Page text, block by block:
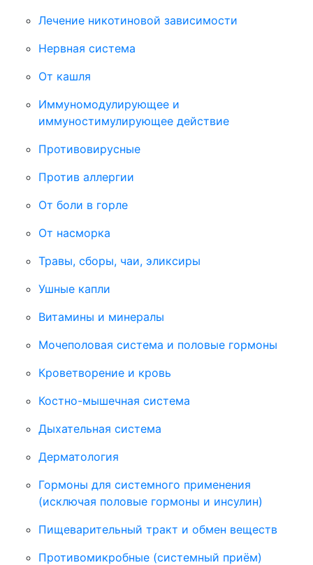
Лечение никотиновой зависимости
Нервная система
От кашля
Иммуномодулирующее и
иммуностимулирующее действие
Противовирусные
Против аллергии
От боли в горле
От насморка
Травы, сборы, чаи, эликсиры
Ушные капли
Витамины и минералы
Мочеполовая система и половые гормоны
Кроветворение и кровь
Костно-мышечная система
Дыхательная система
Дерматология
Гормоны для системного применения
(исключая половые гормоны и инсулин)
Пищеварительный тракт и обмен веществ
Противомикробные (системный приём)